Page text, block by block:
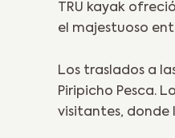
TRU kayak
el majestuoso
Los traslados a
Piripicho Pesca.
visitantes, donde